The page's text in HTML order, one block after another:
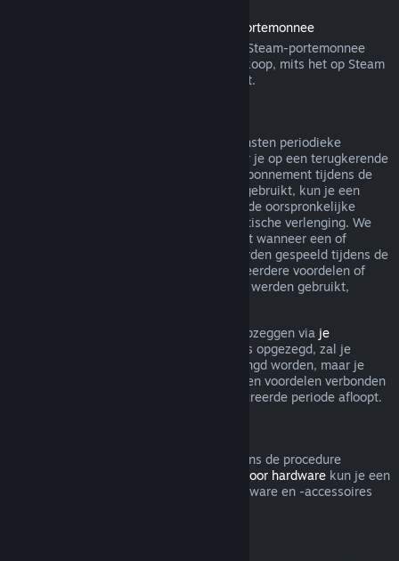
Terugbetalingen van saldo in de Steam-portemonnee
Je kunt een terugbetaling van saldo in je Steam-portemonnee
aanvragen binnen veertien dagen na aankoop, mits het op Steam
is gekocht en je er niets van hebt gebruikt.
Steam biedt voor sommige inhoud en diensten periodieke
toegang (bijv. maandelijks, jaarlijks) waar je op een terugkerende
basis voor betaalt. Als een terugkerend abonnement tijdens de
huidige gefactureerde periode niet werd gebruikt, kun je een
terugbetaling aanvragen binnen 48 u. na de oorspronkelijke
aankoop, of binnen 48 u. na elke automatische verlenging. We
beschouwen een abonnement als gebruikt wanneer een of
meerdere spellen uit het abonnement werden gespeeld tijdens de
gefactureerde periode, of als er een of meerdere voordelen of
kortingen inbegrepen bij het abonnement werden gebruikt,
Je kunt een lopend abonnement steeds opzeggen via je
. Zodra je abonnement is opgezegd, zal je
abonnement niet meer automatisch verlengd worden, maar je
blijft wel toegang hebben tot alle inhoud en voordelen verbonden
aan je abonnement tot de huidige gefactureerde periode afloopt.
Binnen de relevante tijdsperiode en volgens de procedure
Terugbetalingsbeleid voor hardwarekun je een
terugbetaling aanvragen voor Steam-hardware en -accessoires